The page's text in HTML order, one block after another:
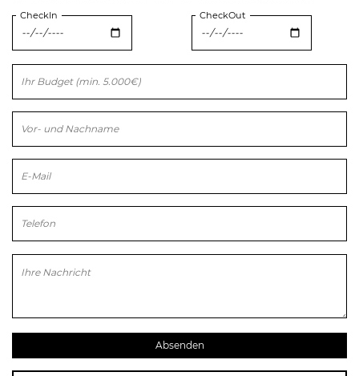
CheckIn CheckOut
Bitte lasse dieses Feld leer.
Bitte lasse dieses Feld leer.